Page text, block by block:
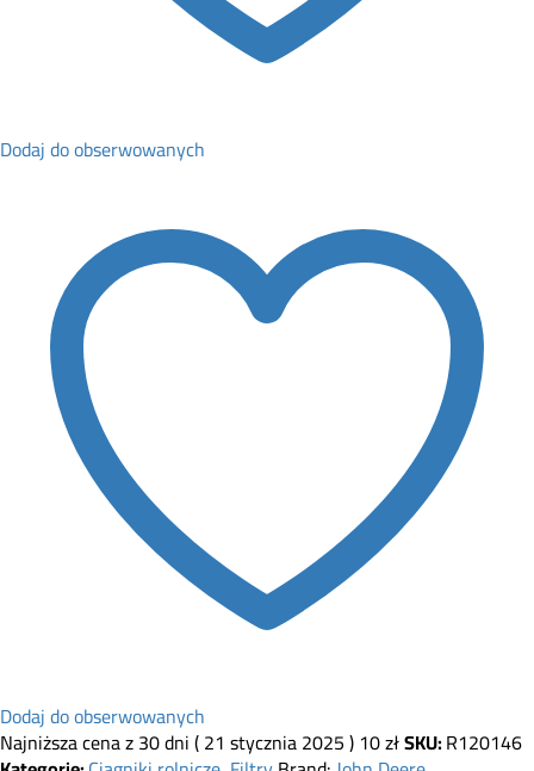
Dodaj do obserwowanych
Dodaj do obserwowanych
Najniższa cena z 30 dni (21 stycznia 2025)10złSKU:R120146